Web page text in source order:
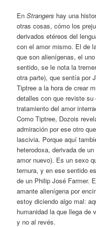
EnStrangers hay una
otras cosas, cómo los
derivados etéreos del
con el amor mismo. El de
que son alienígenas, el
sentido, se le nota la
otra parte), que sentía por
Tiptree a la hora de crear
detalles con que reviste
tratamiento del amor
Como Tiptree, Dozois
admiración por ese otro
lascivia. Porque aquí
heterodoxa, derivada de
amor nuevo). Es un sexo
ternura, y en ese sentido
de un Philip José Farmer.
amante alienígena por
estoy diciendo algo mal:
humanidad la que llega de
y no al revés.